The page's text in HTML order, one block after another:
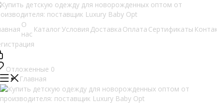
О
нас
Каталог Условия Доставка Оплата Сертификаты
Отложенные 0
Главная